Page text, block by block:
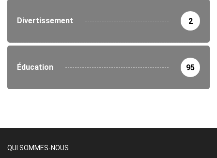
Divertissement 2
Éducation 95
QUI SOMMES-NOUS